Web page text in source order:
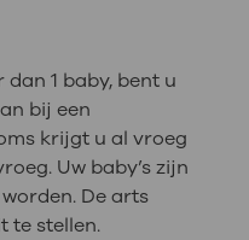
1 baby, bent u
bij een
krijgt u al vroeg
Uw baby’s zijn
De arts
te stellen.